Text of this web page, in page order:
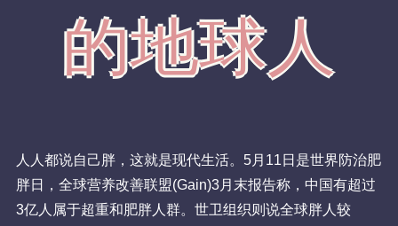
的地球人
人人都说自己胖，这就是现代生活。5月11日是世界防治肥
胖日，全球营养改善联盟(Gain)3月末报告称，中国有超过
3亿人属于超重和肥胖人群。世卫组织则说全球胖人较